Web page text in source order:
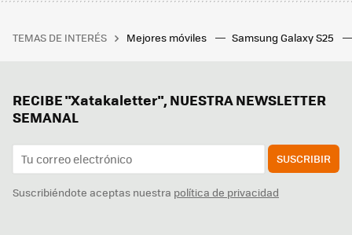
TEMAS DE INTERÉS Mejores móviles Samsung Galaxy S25
RECIBE "Xatakaletter", NUESTRA NEWSLETTER
SEMANAL
SUSCRIBIR
Suscribiéndote aceptas nuestra política de privacidad